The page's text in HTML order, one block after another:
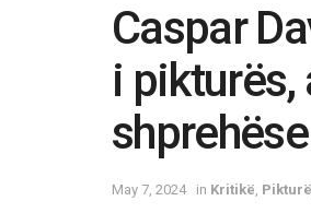
Caspar
i
May 7, 2024 in Kritikë Pikturë